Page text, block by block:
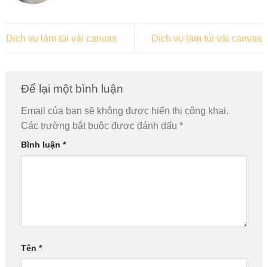
Dịch vụ làm túi vải canvas Dịch vụ làm túi vải canvas
Để lại một bình luận
Email của bạn sẽ không được hiển thị công khai.
Các trường bắt buộc được đánh dấu *
Bình luận *
Tên *